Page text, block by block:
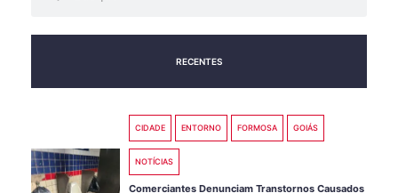
RECENTES
CIDADE ENTORNO FORMOSA GOIÁS
NOTÍCIAS
Comerciantes Denunciam Transtornos Causados